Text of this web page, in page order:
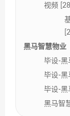
视频
黑马智慧物业
毕设-黑
毕设-黑
毕设-黑
黑马智